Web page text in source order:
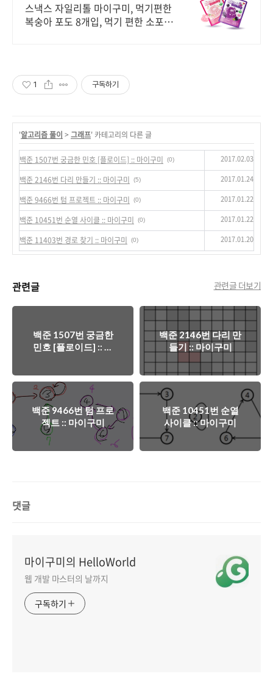
스낵스 자일리톨 마이구미, 먹기편한
복숭아 포도 8개입, 먹기 편한 소포장
1 구독하기
'알고리즘 풀이 > 그래프' 카테고리의 다른 글
백준 1507번 궁금한 민호 [플로이드] :: 마이구미 (0) 2017.02.03
백준 2146번 다리 만들기 :: 마이구미 (5) 2017.01.24
백준 9466번 텀 프로젝트 :: 마이구미 (0) 2017.01.22
백준 10451번 순열 사이클 :: 마이구미 (0) 2017.01.22
백준 11403번 경로 찾기 :: 마이구미 (0) 2017.01.20
관련글 관련글 더보기
백준 1507번 궁금한
민호 [플로이드] :: 마
백준 2146번 다리 만
들기 :: 마이구미
백준 9466번 텀 프로
젝트 :: 마이구미
백준 10451번 순열
사이클 :: 마이구미
댓글
마이구미의 HelloWorld
웹 개발 마스터의 날까지
구독하기